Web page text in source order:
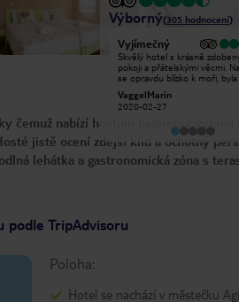
Výborný(305 hodnocení)
s personálem
chůze od pláže.
se vrátili!
Vyjímečný
Skvělý hotel s krásně
pokoji a přátelskými věcmi.
se opravdu blízko k moři,
Určitě se vrátíme, až příště
navštívíme Krétu.
VaggelMarin
2020-02-27
čemuž nabízí hostům nádherný výhled
jistě ocení zdejší klid a ochotný
lehátka a gastronomická zóna s
podle TripAdvisoru
Poloha:
Hotel se nachází v městečku